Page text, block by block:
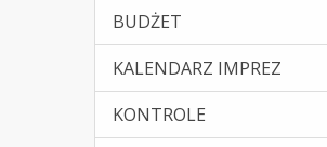
BUDŻET
KALENDARZ IMPREZ
KONTROLE